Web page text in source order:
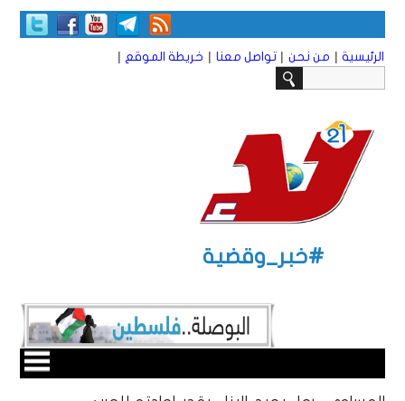
الرئيسية | من نحن | تواصل معنا | خريطة الموقع |
#خبر_وقضية